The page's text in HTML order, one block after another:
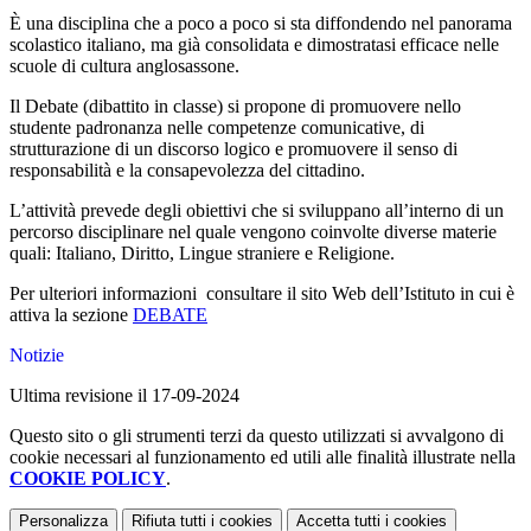
È una disciplina che a poco a poco si sta diffondendo nel panorama
scolastico italiano, ma già consolidata e dimostratasi efficace nelle
scuole di cultura anglosassone.
Il Debate (dibattito in classe) si propone di promuovere nello
studente padronanza nelle competenze comunicative, di
strutturazione di un discorso logico e promuovere il senso di
responsabilità e la consapevolezza del cittadino.
L’attività prevede degli obiettivi che si sviluppano all’interno di un
percorso disciplinare nel quale vengono coinvolte diverse materie
quali: Italiano, Diritto, Lingue straniere e Religione.
Per ulteriori informazioni consultare il sito Web dell’Istituto in cui è
attiva la sezione DEBATE
Notizie
Ultima revisione il 17-09-2024
Questo sito o gli strumenti terzi da questo utilizzati si avvalgono di
cookie necessari al funzionamento ed utili alle finalità illustrate nella
COOKIE POLICY.
Personalizza Rifiuta tutti i cookies Accetta tutti i cookies